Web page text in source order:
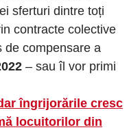
sferturi dintre toți
contracte colective
de compensare a
– sau îl vor primi
îngrijorările cresc
locuitorilor din